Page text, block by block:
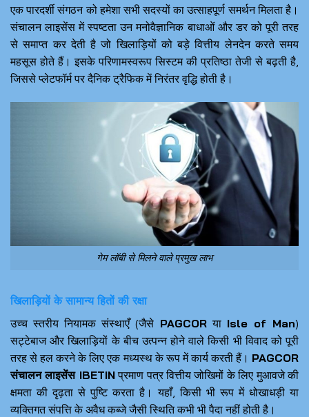
एक पारदर्शी संगठन को हमेशा सभी सदस्यों का उत्साहपूर्ण समर्थन मिलता है।
संचालन लाइसेंस में स्पष्टता उन मनोवैज्ञानिक बाधाओं और डर को पूरी तरह
से समाप्त कर देती है जो खिलाड़ियों को बड़े वित्तीय लेनदेन करते समय
महसूस होते हैं। इसके परिणामस्वरूप सिस्टम की प्रतिष्ठा तेजी से बढ़ती है,
जिससे प्लेटफॉर्म पर दैनिक ट्रैफिक में निरंतर वृद्धि होती है।
गेम लॉबी से मिलने वाले प्रमुख लाभ
खिलाड़ियों के सामान्य हितों की रक्षा
उच्च स्तरीय नियामक संस्थाएँ (जैसे PAGCORया Isle of Man)
सट्टेबाज और खिलाड़ियों के बीच उत्पन्न होने वाले किसी भी विवाद को पूरी
तरह से हल करने के लिए एक मध्यस्थ के रूप में कार्य करती हैं। PAGCOR
संचालन लाइसेंस IBETINप्रमाण पत्र वित्तीय जोखिमों के लिए मुआवजे की
क्षमता की दृढ़ता से पुष्टि करता है। यहाँ, किसी भी रूप में धोखाधड़ी या
व्यक्तिगत संपत्ति के अवैध कब्जे जैसी स्थिति कभी भी पैदा नहीं होती है।